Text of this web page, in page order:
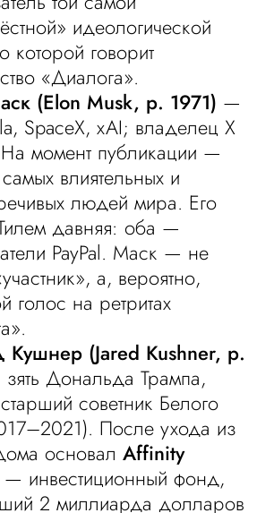
идеологической
которой говорит
«Диалога».
(Elon Musk, р. 1971) —
SpaceX, xAI; владелец X
На момент публикации —
влиятельных и
людей мира. Его
давняя: оба —
PayPal. Маск — не
а, вероятно,
голос на ретритах
(Jared Kushner, р.
Дональда Трампа,
советник Белого
После ухода из
основалAffinity
— инвестиционный фонд,
2 миллиарда долларов